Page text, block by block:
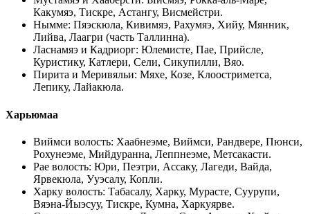
Какумяэ, Тискре, Астангу, Висмейстри.
Нымме: Пяэскюла, Кивимяэ, Рахумяэ, Хийу, Мянник,
Лийва, Лаагри (часть Таллинна).
Ласнамяэ и Кадриорг: Юлемисте, Пае, Прийсле,
Куристику, Катлери, Сели, Сикупилли, Вяо.
Пирита и Меривяльи: Мяхе, Козе, Клоостриметса,
Лепику, Лайакюла.
Харьюмаа
Виймси волость: Хаабнеэме, Виймси, Рандвере, Пюнси,
Рохунеэме, Мийдуранна, Леппнеэме, Метсакасти.
Рае волость: Юри, Пеэтри, Ассаку, Лагеди, Вайда,
Ярвекюла, Ууэсалу, Копли.
Харку волость: Табасалу, Харку, Мурасте, Суурупи,
Вяэна-Йыэсуу, Тискре, Кумна, Харкуярве.